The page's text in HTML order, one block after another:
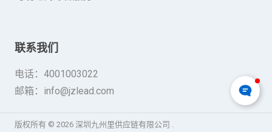
联系我们
电话：4001003022
邮箱：info@jzlead.com
版权所有 © 2026 深圳九州里供应链有限公司 .